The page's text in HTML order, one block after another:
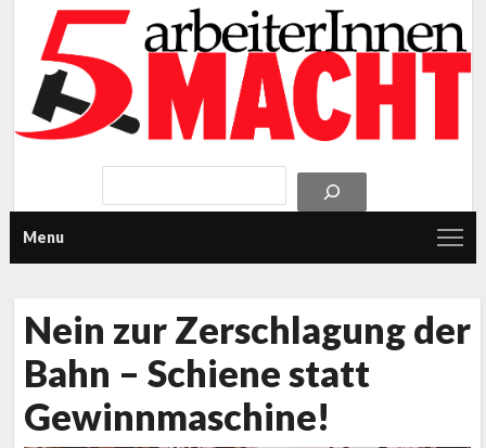
Menu
Nein zur Zerschlagung der
Bahn – Schiene statt
Gewinnmaschine!